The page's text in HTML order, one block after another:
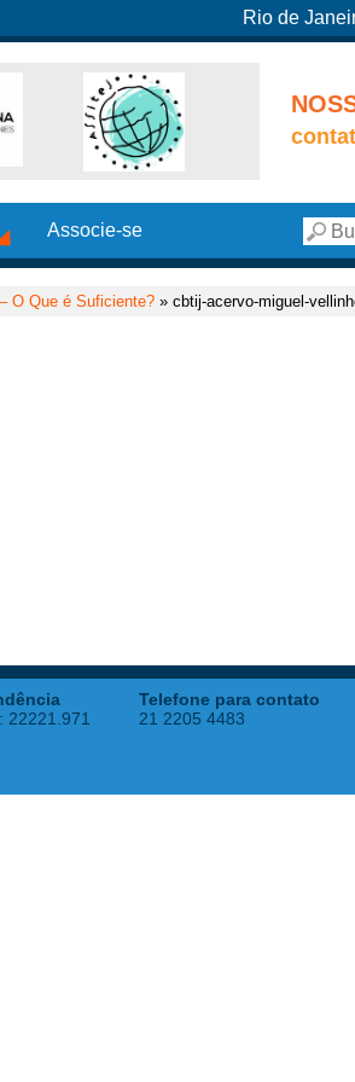
Rio de
Associe-se
O Que é Suficiente? » cbtij-acervo-miguel-
22221.971
Telefone para contato
21 2205 4483